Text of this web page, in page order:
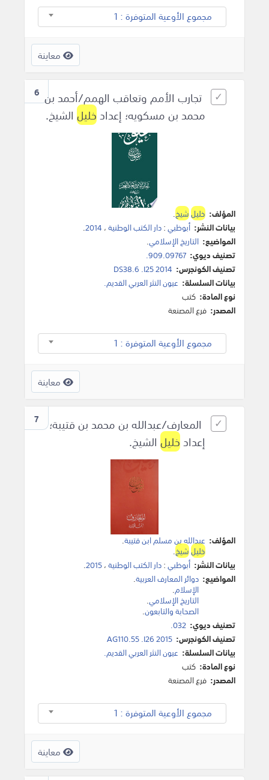
مجموع الأوعية المتوفرة : 1
معاينة
6 تجارب الأمم وتعاقب الهمم/أحمد بن
محمد بن مسكويه؛ إعدادخليل الشيخ.
المؤلف: خليلشيخ.
بيانات النشر: أبوظبي:دار الكتب الوطنية، 2014
.
المواضيع: التاريخ الإسلامي.
تصنيف ديوي: 909.09767.
تصنيف الكونجرس: DS38.6 .I25 2014
بيانات السلسلة: عيون النثر العربي القديم.
نوع المادة: كتب
المصدر: فرع المصنعة
مجموع الأوعية المتوفرة : 1
معاينة
7
المعارف/عبدالله بن محمد بن قتيبة؛
إعدادخليل الشيخ.
المؤلف: عبدالله بن مسلم ابن قتيبة.
خليلشيخ.
بيانات النشر: أبوظبي:دار الكتب الوطنية،2015
.
المواضيع: دوائر المعارف العربية.
الإسلام.
التاريخ الإسلامي.
الصحابة والتابعون.
تصنيف ديوي: 032.
تصنيف الكونجرس: AG110.55 .I26 2015
بيانات السلسلة: عيون النثر العربي القديم.
نوع المادة: كتب
المصدر: فرع المصنعة
مجموع الأوعية المتوفرة : 1
معاينة